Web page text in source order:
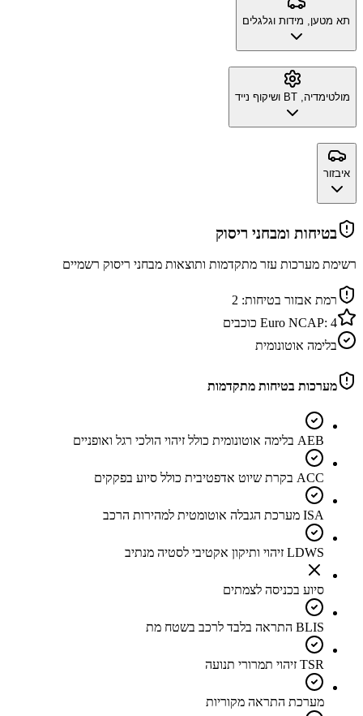
תא מטען, מידות וגלגלים
מולטימדיה, BT ושיקוף נייד
איבזור
בטיחות ומבחני ריסוק
רשימת מערכות עזר מתקדמות ותוצאות מבחני ריסוק רשמיים
רמת אבזור בטיחות: 2
Euro NCAP: 4
כוכבים
בלימה אוטונומית
מערכות בטיחות מתקדמות
AEB בלימה אוטונומית כולל זיהוי הולכי רגל ואופניים
ACC בקרת שיוט אדפטיבית כולל סיוע בפקקים
ISA מערכת הגבלה אוטומטית למהירות הרכב
LDWS זיהוי ותיקון אקטיבי לסטיה מנתיב
סיוע בכניסה לצמתים
BLIS התראה בלבד לרכב בשטח מת
TSR זיהוי תמרורי תנועה
מערכת התראה מקוריות